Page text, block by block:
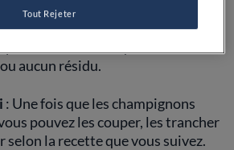
: Une fois que vous avez
inspectez-les
aucun résidu.
: Une fois que les champignons
pouvez les couper, les trancher
selon la recette que vous suivez.
Tout Rejeter